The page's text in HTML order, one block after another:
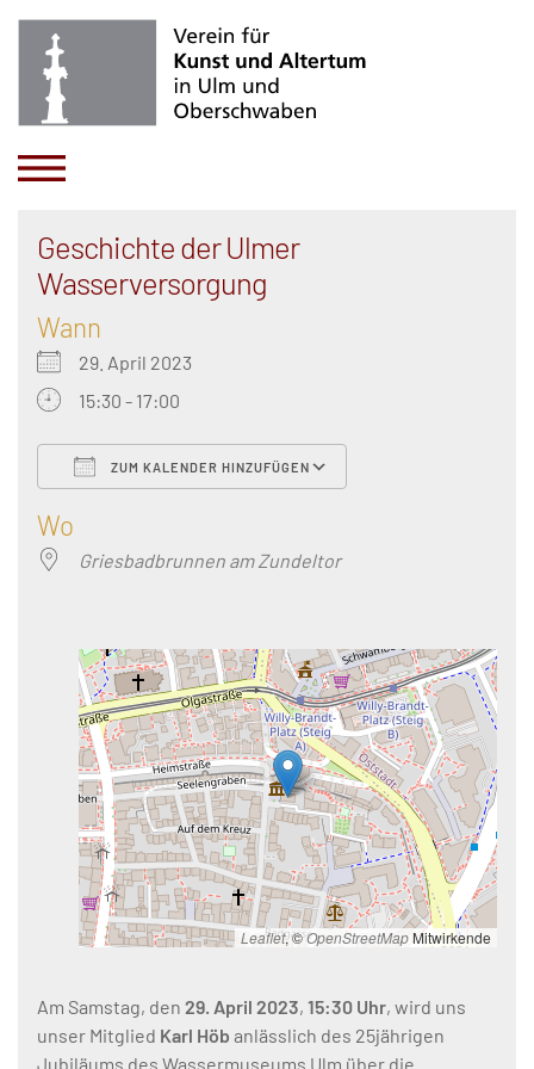
Geschichte der Ulmer
Wasserversorgung
Wann
29. April 2023
15:30 - 17:00
ZUM KALENDER HINZUFÜGEN
Wo
Griesbadbrunnen am Zundeltor
Leaflet, ©OpenStreetMapMitwirkende
Am Samstag, den 29. April 2023, 15:30 Uhr, wird uns
unser Mitglied Karl Höb anlässlich des 25jährigen
Jubiläums des Wassermuseums Ulm über die